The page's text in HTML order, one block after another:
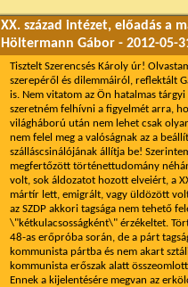
XX. század intézet, előadás a
Höltermann Gábor - 2012-05-
Tisztelt Szerencsés Károly úr!
szerepéről és dilemmáiról, reflektált
is. Nem vitatom az Ön hatalmas
szeretném felhívni a figyelmét arra,
világháború után nem lehet csak
nem felel meg a valóságnak az a
szálláscsinálójának állítja be!
megfertőzött történettudomány
volt, sok áldozatot hozott elveiért, a
mártír lett, emigrált, vagy üldözött
az SZDP akkori tagsága nem tehető
\"kétkulacsosságként\" érzékeltet.
48-as erőpróba során, de a párt
kommunista pártba és nem akart
kommunista erőszak alatt
Ennek a kijelentésére megvan az